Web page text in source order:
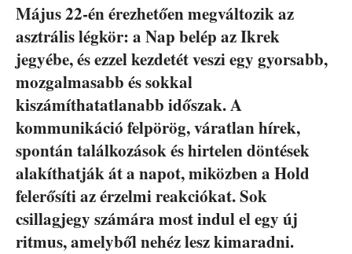
Május 22-én érezhetően megváltozik az
asztrális légkör: a Nap belép az Ikrek
jegyébe, és ezzel kezdetét veszi egy gyorsabb,
mozgalmasabb és sokkal
kiszámíthatatlanabb időszak. A
kommunikáció felpörög, váratlan hírek,
spontán találkozások és hirtelen döntések
alakíthatják át a napot, miközben a Hold
felerősíti az érzelmi reakciókat. Sok
csillagjegy számára most indul el egy új
ritmus, amelyből nehéz lesz kimaradni.